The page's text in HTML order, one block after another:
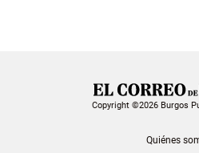
Copyright ©2026 Burgos
Quiénes